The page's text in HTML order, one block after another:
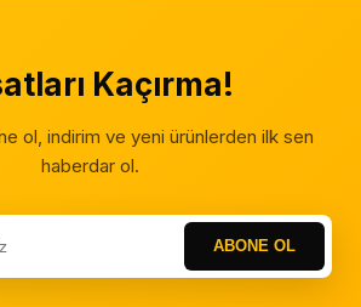
Kaçırma!
ol, indirim ve yeni ürünlerden ilk sen
haberdar ol.
ABONE OL